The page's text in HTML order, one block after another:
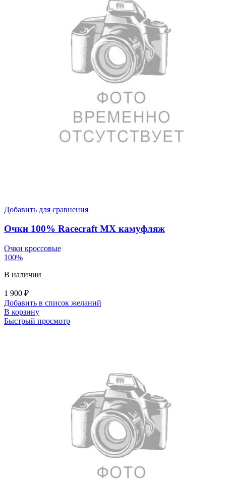
Добавить для сравнения
Очки 100% Racecraft MX камуфляж
Очки кроссовые
100%
В наличии
1 900 ₽
Добавить в список желаний
В корзину
Быстрый просмотр